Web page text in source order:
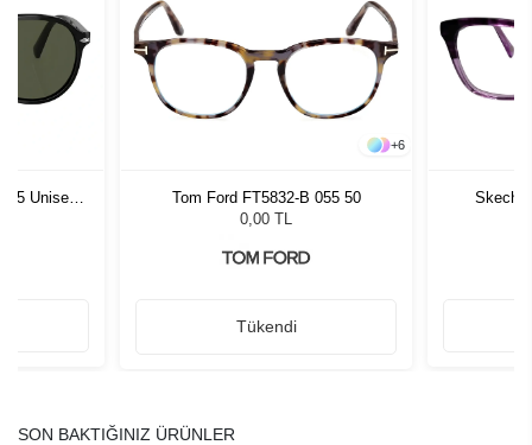
55 Unisex
+6
Tom Ford FT5832-B 055 50
0,00 TL
Tükendi
SON BAKTIĞINIZ ÜRÜNLER